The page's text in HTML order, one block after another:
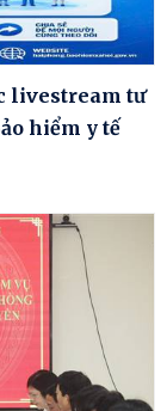
livestream tư
hiểm y tế